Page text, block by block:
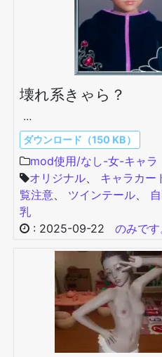
壊れ系きゃら？
…
ダウンロード（150 KB）
mod使用/なし-女-キャラ
オリジナル、 キャラカー
覧注意、 ツインテール、
乳
: 2025-09-22 のみです